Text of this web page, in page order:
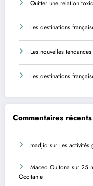
Quitter une relation
Les destinations
Les nouvelles
Les destinations
Commentaires récents
madjid sur Les activités
Maceo Ouitona sur 25
Occitanie